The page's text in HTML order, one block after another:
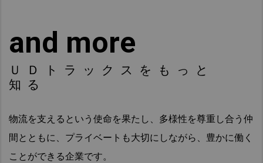
and more
ＵＤトラックスをもっと
知る
物流を支えるという使命を果たし、多様性を尊重し合う仲
間とともに、 プライベートも大切にしながら、豊かに働く
ことができる企業です。